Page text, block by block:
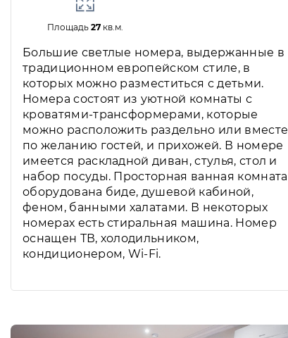
Площадь 27кв.м.
Большие светлые номера, выдержанные в
традиционном европейском стиле, в
которых можно разместиться с детьми.
Номера состоят из уютной комнаты с
кроватями-трансформерами, которые
можно расположить раздельно или вместе
по желанию гостей, и прихожей. В номере
имеется раскладной диван, стулья, стол и
набор посуды. Просторная ванная комната
оборудована биде, душевой кабиной,
феном, банными халатами. В некоторых
номерах есть стиральная машина. Номер
оснащен ТВ, холодильником,
кондиционером, Wi-Fi.